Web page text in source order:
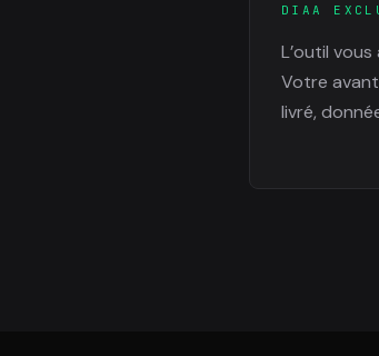
DIAA
L’outil
Votre
livré,